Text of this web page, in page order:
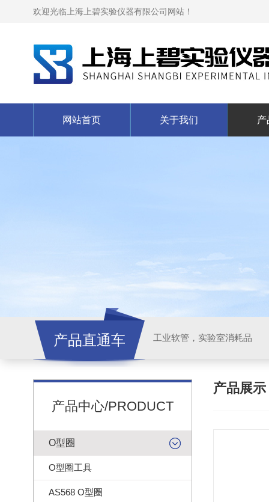
欢迎光临上海上碧实验仪器有限公司网站！
网站首页 关于我们 产
产品直通车 工业软管，实验室消耗品
产品中心/PRODUCT
O型圈
O型圈工具
AS568 O型圈
产品展示